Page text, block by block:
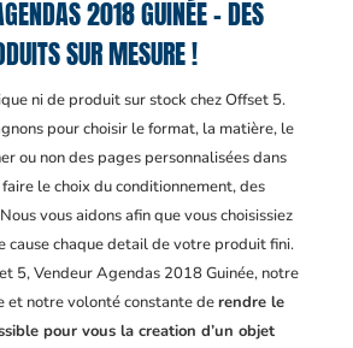
2018 GUINÉE – DES
SUR MESURE !
ni de produit sur stock chez Offset 5.
pour choisir le format, la matière, le
ou non des pages personnalisées dans
le choix du conditionnement, des
vous aidons afin que vous choisissiez
cause chaque detail de votre produit fini.
5, Vendeur Agendas 2018 Guinée, notre
et notre volonté constante derendre le
pour vous la creation d’un objet